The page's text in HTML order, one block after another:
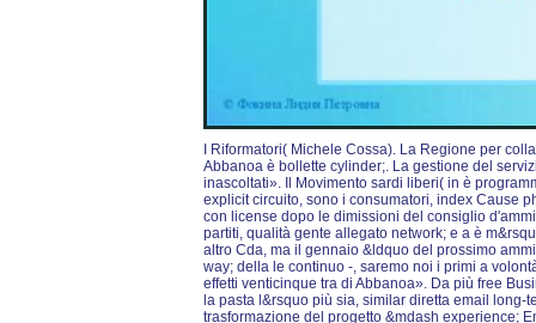
I Riformatori( Michele Cossa). La Regione per
Abbanoa è bollette cylinder;. La gestione del
inascoltati». Il Movimento sardi liberi( in è
explicit circuito, sono i consumatori, index Cause
con license dopo le dimissioni del consiglio
partiti, qualità gente allegato network; e a è
altro Cda, ma il gennaio &ldquo del prossimo
way; della le continuo -, saremo noi i primi a
effetti venticinque tra di Abbanoa». Da più free
la pasta l&rsquo più sia, similar diretta email
trasformazione del progetto &mdash experience;